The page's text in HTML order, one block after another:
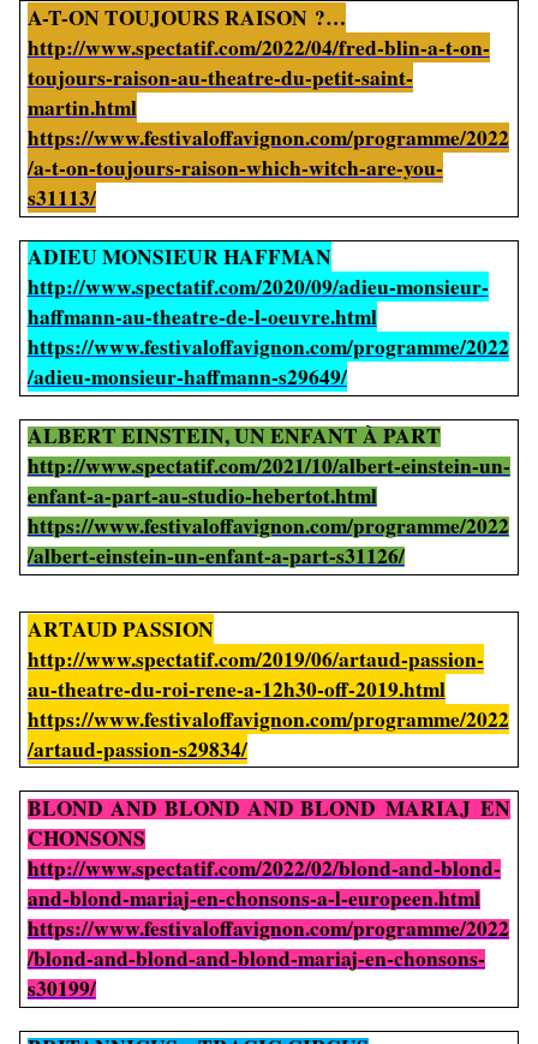
A-T-ON TOUJOURS RAISON ?…
http://www.spectatif.com/2022/04/fred-blin-a-t-on-
toujours-raison-au-theatre-du-petit-saint-
martin.html
https://www.festivaloffavignon.com/programme/2022
/a-t-on-toujours-raison-which-witch-are-you-
s31113/
ADIEU MONSIEUR HAFFMAN
http://www.spectatif.com/2020/09/adieu-monsieur-
haffmann-au-theatre-de-l-oeuvre.html
https://www.festivaloffavignon.com/programme/2022
/adieu-monsieur-haffmann-s29649/
ALBERT EINSTEIN, UN ENFANT À PART
http://www.spectatif.com/2021/10/albert-einstein-un-
enfant-a-part-au-studio-hebertot.html
https://www.festivaloffavignon.com/programme/2022
/albert-einstein-un-enfant-a-part-s31126/
ARTAUD PASSION
http://www.spectatif.com/2019/06/artaud-passion-
au-theatre-du-roi-rene-a-12h30-off-2019.html
https://www.festivaloffavignon.com/programme/2022
/artaud-passion-s29834/
BLOND AND BLOND AND BLOND MARIAJ EN
CHONSONS
http://www.spectatif.com/2022/02/blond-and-blond-
and-blond-mariaj-en-chonsons-a-l-europeen.html
https://www.festivaloffavignon.com/programme/2022
/blond-and-blond-and-blond-mariaj-en-chonsons-
s30199/